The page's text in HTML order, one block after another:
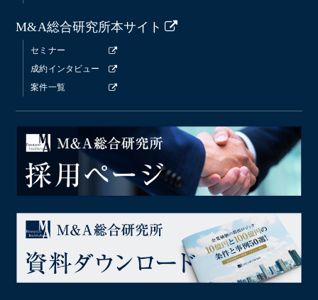
M&A総合研究所本サイト
セミナー
成約インタビュー
案件一覧